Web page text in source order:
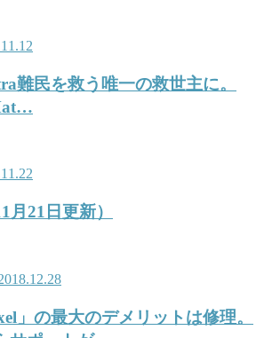
難民を救う唯一の救世主に。
月21日更新）
」の最大のデメリットは修理。